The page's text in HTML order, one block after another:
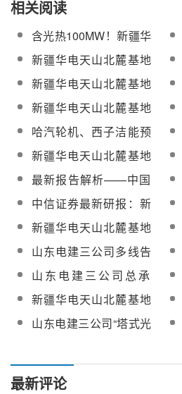
相关阅读
含光热100MW！新疆华
电天山北麓基地610万
千瓦新能源项目招标
新疆华电天山北麓基地
100MW熔盐塔式光热发
电工程EPC总承包招标
新疆华电天山北麓基地
610万千瓦新能源项目
100MW光热发电工程监
理服务招标
新疆华电天山北麓基地
100MW光热发电工程发
电常规岛及吸热塔、定
日镜场建筑安装工程招
标
哈汽轮机、西子洁能预
中标新疆华电天山北麓
基地100MW光热发电工
程EPC总承包项目主机
设备采购
新疆华电天山北麓基地
100MW光热发电工程聚
光集热系统中标候选人
公示
最新报告解析——中国
新能源量质齐升有支撑
中信证券最新研报：新
疆风光价改落地，增量
光伏面临电价压力
新疆华电天山北麓基地
100MW光热发电工程
EPC总承包项目熔盐
罐、疏盐罐等采购
山东电建三公司多线告
捷！工程研究中心获批
+两大光热项目破关键节
点
山东电建三公司总承
包！摩洛哥努奥二期光
热电站项目荣获全球能
源互联网示范项目“十大
新疆华电天山北麓基地
100MW光热发电工程
EPC总承包项目液态太
山东电建三公司“塔式光
国能源好物
最新评论